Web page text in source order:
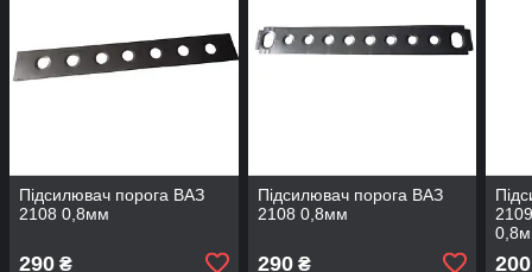
Підсилювач порога ВАЗ
2108 0,8мм
290 ₴
Підсилювач порога ВАЗ
2108 0,8мм
290₴ 200